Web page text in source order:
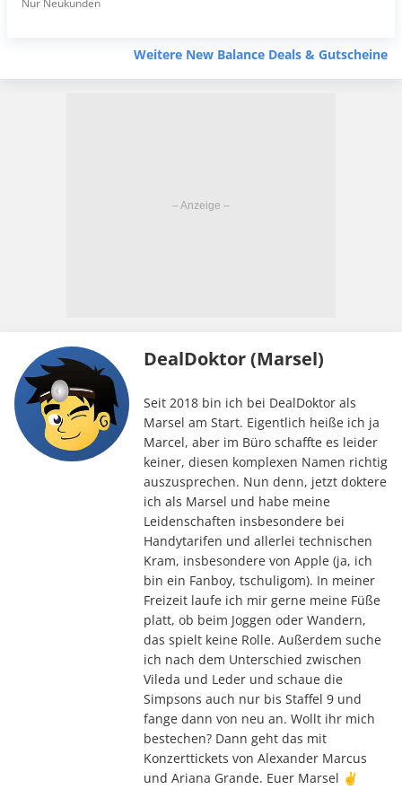
Nur Neukunden
Weitere New Balance Deals & Gutscheine
DealDoktor (Marsel)
Seit 2018 bin ich bei DealDoktor als
Marsel am Start. Eigentlich heiße ich ja
Marcel, aber im Büro schaffte es leider
keiner, diesen komplexen Namen richtig
auszusprechen. Nun denn, jetzt doktere
ich als Marsel und habe meine
Leidenschaften insbesondere bei
Handytarifen und allerlei technischen
Kram, insbesondere von Apple (ja, ich
bin ein Fanboy, tschuligom). In meiner
Freizeit laufe ich mir gerne meine Füße
platt, ob beim Joggen oder Wandern,
das spielt keine Rolle. Außerdem suche
ich nach dem Unterschied zwischen
Vileda und Leder und schaue die
Simpsons auch nur bis Staffel 9 und
fange dann von neu an. Wollt ihr mich
bestechen? Dann geht das mit
Konzerttickets von Alexander Marcus
und Ariana Grande. Euer Marsel ✌️